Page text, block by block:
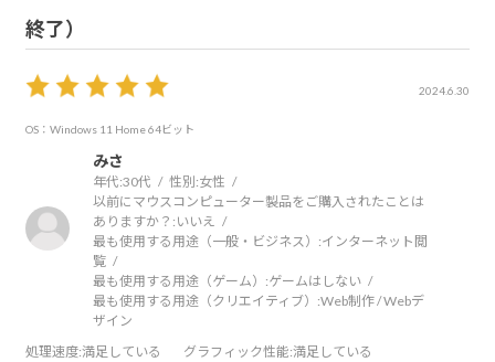
終了）
2024.6.30
OS：Windows 11 Home 64ビット
みさ
年代:30代 性別:女性
以前にマウスコンピューター製品をご購入されたことは
ありますか？: いいえ
最も使用する用途（一般・ビジネス）:インターネット閲
覧
最も使用する用途（ゲーム）:ゲームはしない
最も使用する用途（クリエイティブ）:Web制作 / Webデ
ザイン
処理速度:満足している グラフィック性能:満足している